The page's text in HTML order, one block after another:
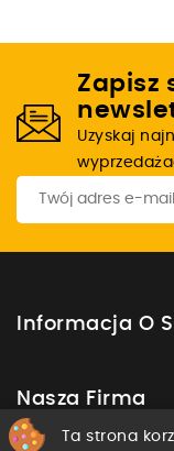
Zapisz
Uzyskaj
Informacja O
Nasza Firma
Ta strona